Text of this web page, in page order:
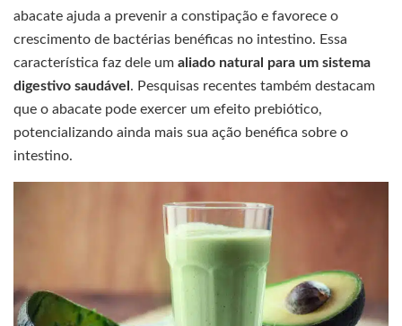
abacate ajuda a prevenir a constipação e favorece o
crescimento de bactérias benéficas no intestino. Essa
característica faz dele um aliado natural para um sistema
digestivo saudável . Pesquisas recentes também destacam
que o abacate pode exercer um efeito prebiótico,
potencializando ainda mais sua ação benéfica sobre o
intestino.